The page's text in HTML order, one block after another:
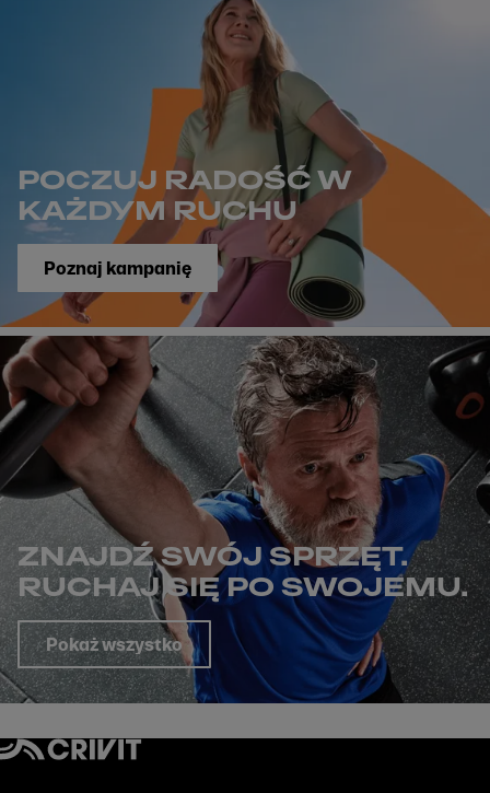
POCZUJ RADOŚĆ W
KAŻDYM RUCHU
Poznaj kampanię
ZNAJDŹ SWÓJ SPRZĘT.
RUCHAJ SIĘ PO SWOJEMU.
Pokaż wszystko